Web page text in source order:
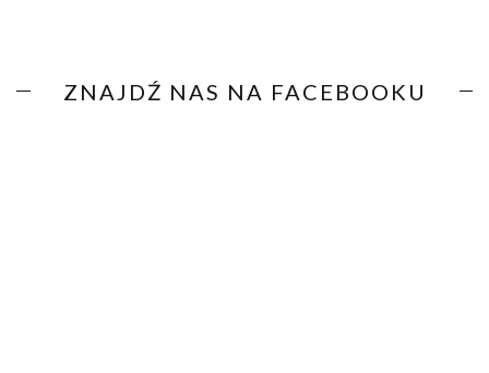
ZNAJDŹ NAS NA FACEBOOKU